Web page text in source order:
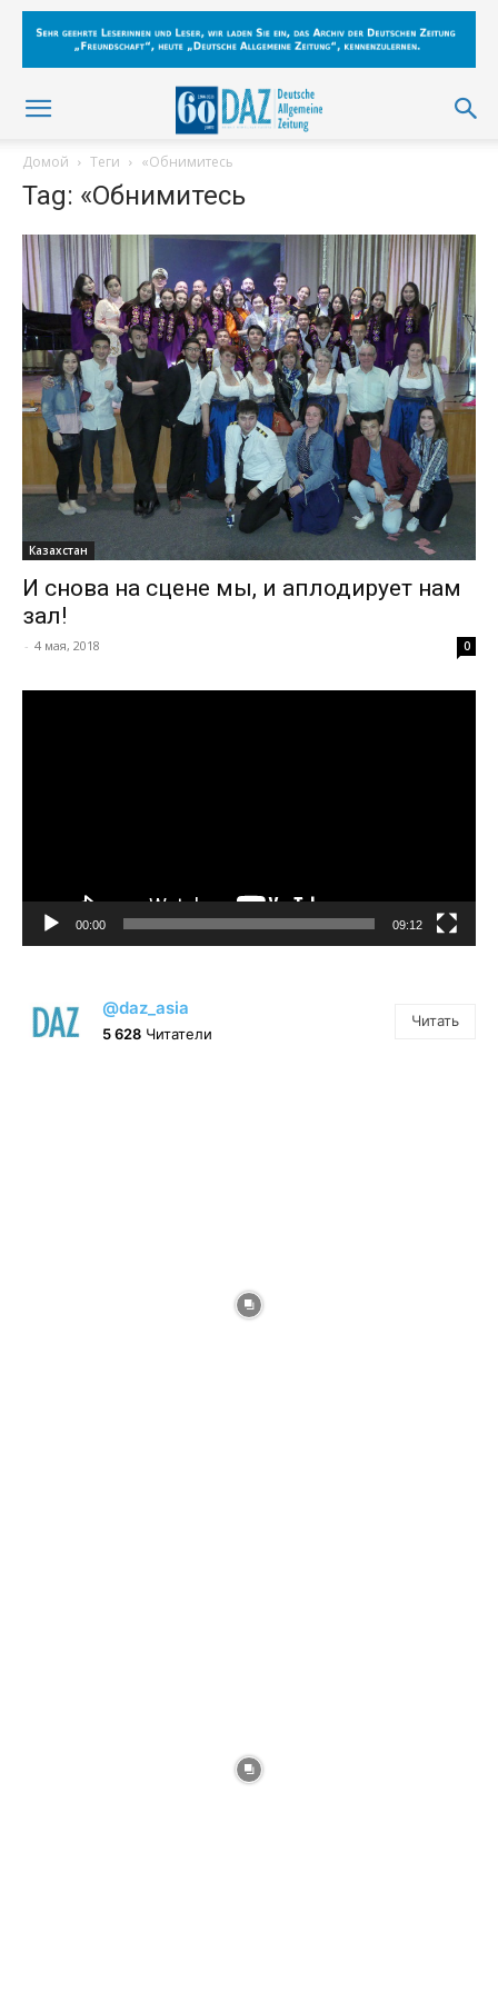
Домой Теги «Обнимитесь
Tag: «Обнимитесь
Казахстан
И снова на сцене мы, и аплодирует нам
зал!
- 4 мая, 2018 0
00:00 09:12
@daz_asia
5 628 Читатели
Читать